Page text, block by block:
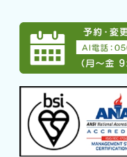
→ 当院で受けること
専門治療
→ アクセス
→ グループ案内
→ 採用情報
→ 募集職種一覧